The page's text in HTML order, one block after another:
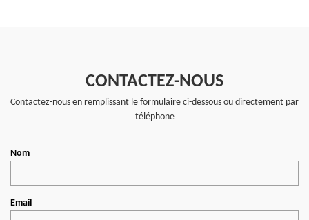
CONTACTEZ-NOUS
Contactez-nous en remplissant le formulaire ci-dessous ou directement par
téléphone
Nom
Email